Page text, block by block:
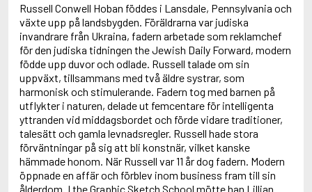
Adolfsson, Evert
Adolfsson, Gunnar
Adolfsson, Josefine
Adolfsson, Maria
Adolphsen, Peter
Russell Conwell Hoban föddes i Lansdale, Pennsylvania och
växte upp på landsbygden. Föräldrarna var judiska
invandrare från Ukraina, fadern arbetade som reklamchef
för den judiska tidningen the Jewish Daily Forward, modern
födde upp duvor och odlade. Russell talade om sin
uppväxt, tillsammans med två äldre systrar, som
harmonisk och stimulerande. Fadern tog med barnen på
utflykter i naturen, delade ut femcentare för intelligenta
yttranden vid middagsbordet och förde vidare traditioner,
talesätt och gamla levnadsregler. Russell hade stora
förväntningar på sig att bli konstnär, vilket kanske
hämmade honom. När Russell var 11 år dog fadern. Modern
öppnade en affär och förblev inom business fram till sin
ålderdom. I the Graphic Sketch School mötte han Lillian